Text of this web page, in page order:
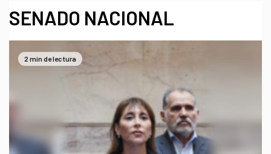
SENADO NACIONAL
2 min de lectura